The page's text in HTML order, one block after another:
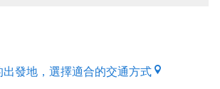
發地，選擇適合的交通方式